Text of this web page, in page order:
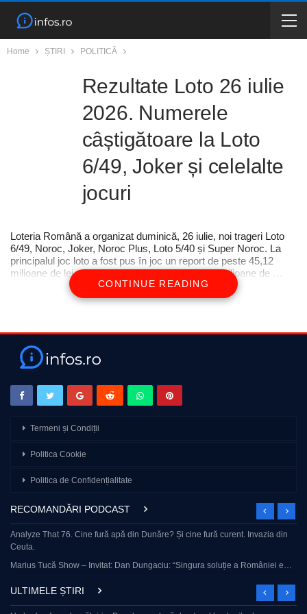
Home ȘTIRI POLITICĂ
Rezultate Loto 26 iulie
2026. Numerele
câștigătoare la Loto
6/49, Joker și celelalte
jocuri
Loteria Română a organizat duminică, 26 iulie, noi trageri Loto
6/49, Noroc, Joker, Noroc Plus, Loto 5/40 și Super Noroc. La
principalul joc loto a fost pus în joc un report de peste 45,12
milioane de lei, echivalentul a mai mult de 8,61 milioane de …
CONTINUE READING
Termeni și Condiții
Politica Cookie
Politica de Confidențialitate
RECOMANDĂRI PODCAST
Analyze That 76. Cine fură apă din Dunăre? Și cine fură curent. Invazia din
Ceuta.
Marius Tucă Show – Invitat: Dan Dungaciu: “Singura soluție a României e…
ULTIMELE ȘTIRI